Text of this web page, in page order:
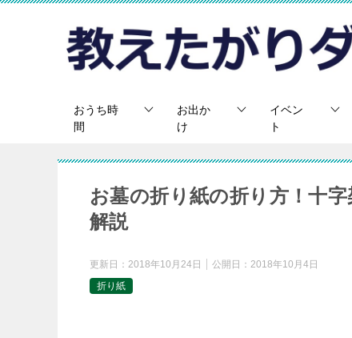
おうち時
間
お出か
け
イベン
ト
お墓の折り紙の折り方！十
解説
更新日： 2018年10月24日 公開日： 2018年10月4日
折り紙